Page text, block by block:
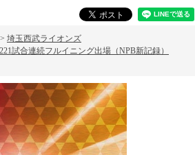
> 埼玉西武ライオンズ
試合連続フルイニング出場（NPB新記録）